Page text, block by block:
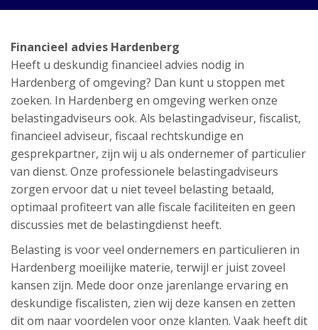
Financieel advies Hardenberg
Heeft u deskundig financieel advies nodig in
Hardenberg of omgeving? Dan kunt u stoppen met
zoeken. In Hardenberg en omgeving werken onze
belastingadviseurs ook. Als belastingadviseur, fiscalist,
financieel adviseur, fiscaal rechtskundige en
gesprekpartner, zijn wij u als ondernemer of particulier
van dienst. Onze professionele belastingadviseurs
zorgen ervoor dat u niet teveel belasting betaald,
optimaal profiteert van alle fiscale faciliteiten en geen
discussies met de belastingdienst heeft.
Belasting is voor veel ondernemers en particulieren in
Hardenberg moeilijke materie, terwijl er juist zoveel
kansen zijn. Mede door onze jarenlange ervaring en
deskundige fiscalisten, zien wij deze kansen en zetten
dit om naar voordelen voor onze klanten. Vaak heeft dit